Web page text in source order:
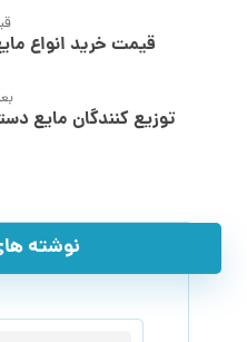
قیمت خرید انواع
توزیع کنندگان مایع دستشویی ۴
نوشته